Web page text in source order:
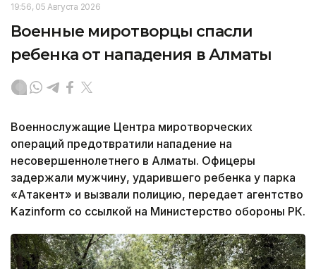
19:56, 05 Августа 2026
Военные миротворцы спасли
ребенка от нападения в Алматы
Военнослужащие Центра миротворческих
операций предотвратили нападение на
несовершеннолетнего в Алматы. Офицеры
задержали мужчину, ударившего ребенка у парка
«Атакент» и вызвали полицию, передает агентство
Kazinform со ссылкой на Министерство обороны РК.